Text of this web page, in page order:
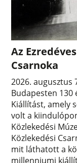
Az
Csarnoka
2026. augusztus
Budapesten 130
Kiállítást, amely
volt a
Közlekedési
Közlekedési
mit láthatott a
millenniumi